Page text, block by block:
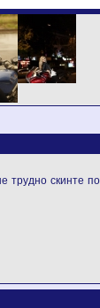
скинте